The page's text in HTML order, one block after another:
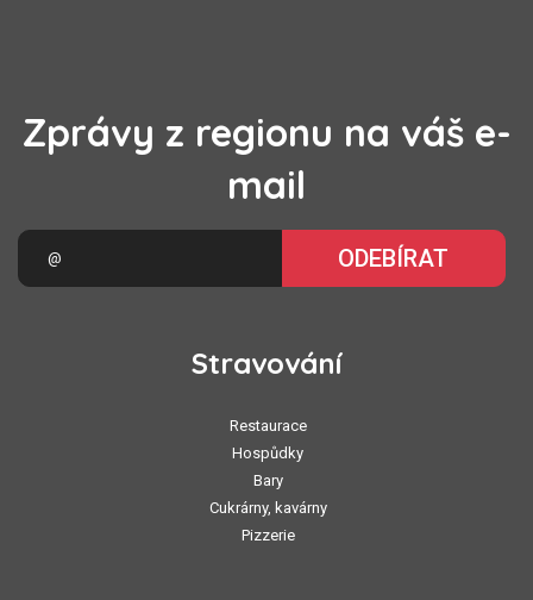
Zprávy z regionu na váš e-
mail
ODEBÍRAT
Stravování
Restaurace
Hospůdky
Bary
Cukrárny, kavárny
Pizzerie